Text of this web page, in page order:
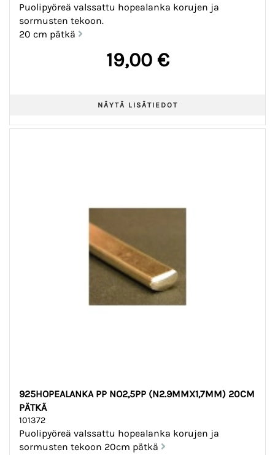
Puolipyöreä valssattu hopealanka korujen ja
sormusten tekoon.
20 cm pätkä
19,00 €
925HOPEALANKA PP NO2,5PP (N2.9MMX1,7MM) 20CM
PÄTKÄ
101372
Puolipyöreä valssattu hopealanka korujen ja
sormusten tekoon 20cm pätkä